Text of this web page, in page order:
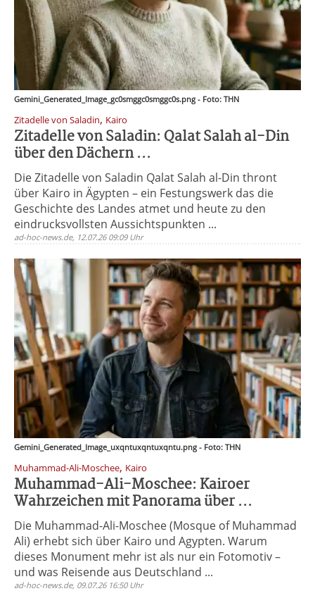
Gemini_Generated_Image_gc0smggc0smggc0s.png - Foto: THN
Zitadelle von Saladin, Kairo
Zitadelle von Saladin: Qalat Salah al-Din
über den Dächern ...
Die Zitadelle von Saladin Qalat Salah al-Din thront
über Kairo in Ägypten – ein Festungswerk das die
Geschichte des Landes atmet und heute zu den
eindrucksvollsten Aussichtspunkten ...
ad-hoc-news.de, 12.07.26 09:09 Uhr
Gemini_Generated_Image_uxqntuxqntuxqntu.png - Foto: THN
Muhammad-Ali-Moschee, Kairo
Muhammad-Ali-Moschee: Kairoer
Wahrzeichen mit Panorama über ...
Die Muhammad-Ali-Moschee (Mosque of Muhammad
Ali) erhebt sich über Kairo und Agypten. Warum
dieses Monument mehr ist als nur ein Fotomotiv –
und was Reisende aus Deutschland ...
ad-hoc-news.de, 09.07.26 16:50 Uhr